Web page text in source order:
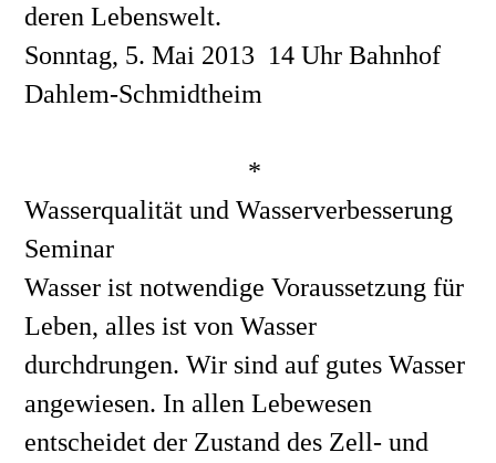
deren Lebenswelt.
Sonntag, 5. Mai 2013  14 Uhr Bahnhof
Dahlem-Schmidtheim
*
Wasserqualität und Wasserverbesserung
Seminar
Wasser ist notwendige Voraussetzung für
Leben, alles ist von Wasser
durchdrungen. Wir sind auf gutes Wasser
angewiesen. In allen Lebewesen
entscheidet der Zustand des Zell- und